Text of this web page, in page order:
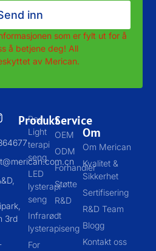
inn
som er fylt ut for å
å betjene deg! All
av Merican.
3rd
Produkt
Red
Light
terapi
seng
LED
lysterapi
seng
Infrarødt
lysterapiseng
For
Service
OEM
ODM
Forhandler
Støtte
R&D
Om
Om Merican
Kvalitet &
Sikkerhet
Sertifisering
R&D Team
Blogg
Kontakt oss